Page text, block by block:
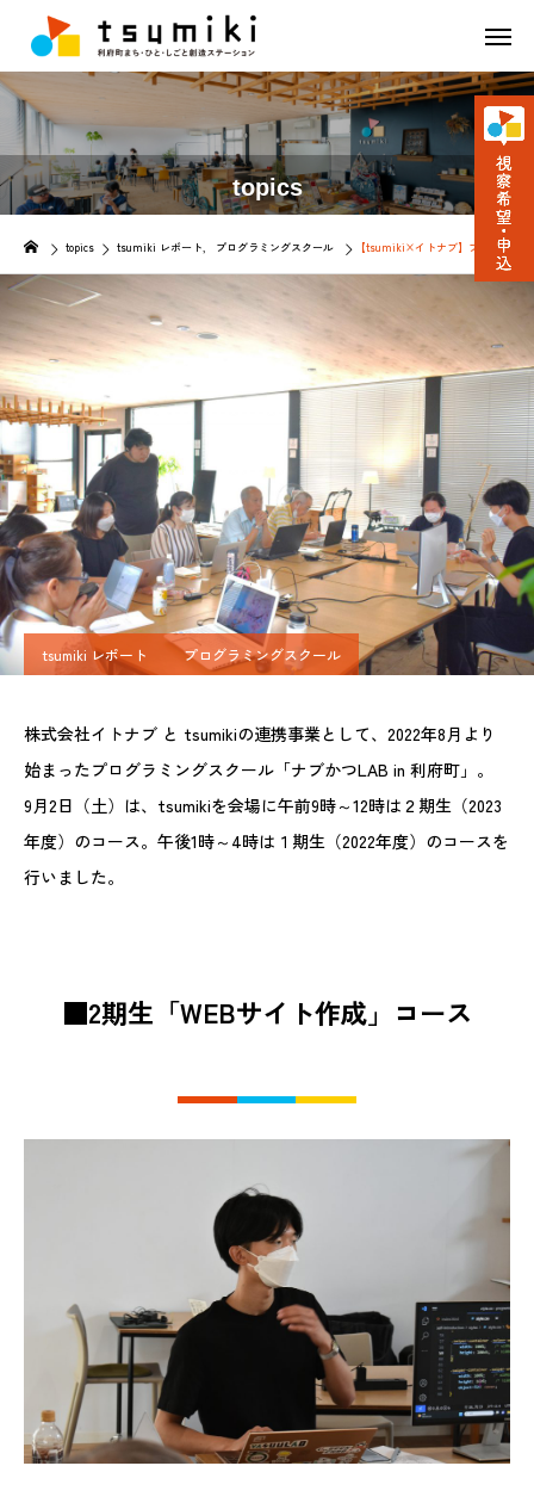
topics
topics tsumiki レポート プログラミングスクール 【tsumiki×イトナブ】プログラミ
tsumiki レポート プログラミングスクール
株式会社イトナブ と tsumikiの連携事業として、2022年8月より
始まったプログラミングスクール「ナブかつLAB in 利府町」。
9月2日（土）は、tsumikiを会場に午前9時～12時は２期生（2023
年度）のコース。午後1時～4時は１期生（2022年度）のコースを
行いました。
■2期生「WEBサイト作成」コース